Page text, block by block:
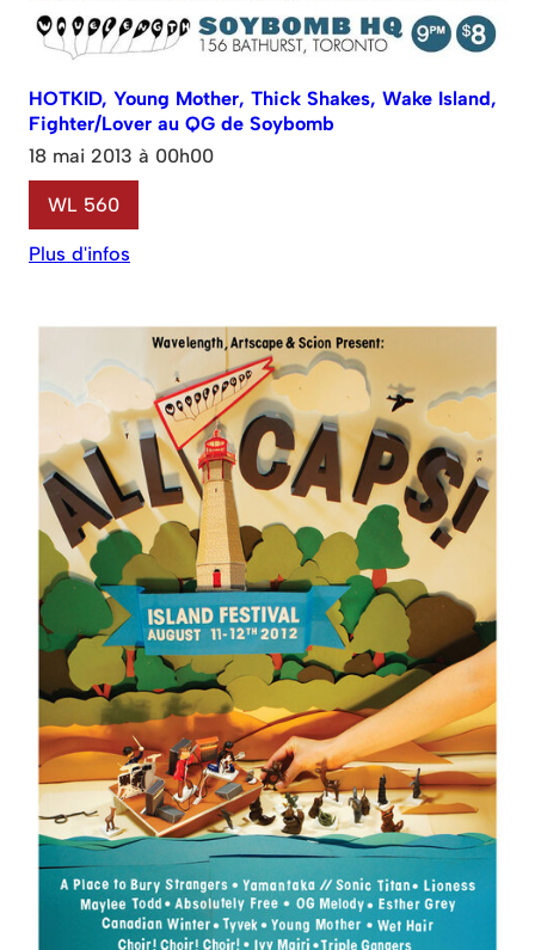
HOTKID, Young Mother, Thick Shakes, Wake Island,
Fighter/Lover au QG de Soybomb
18 mai 2013 à 00h00
WL 560
Plus d'infos